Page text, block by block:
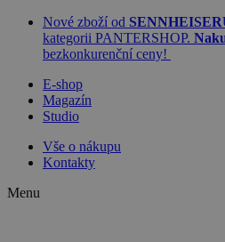
Nové zboží od
kategorii PANTERSHOP.
bezkonkurenční ceny!
E-shop
Magazín
Studio
Vše o nákupu
Kontakty
Menu